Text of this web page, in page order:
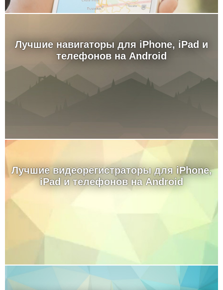
Лучшие навигаторы для iPhone, iPad и
телефонов на Android
Лучшие видеорегистраторы для iPhone,
iPad и телефонов на Android